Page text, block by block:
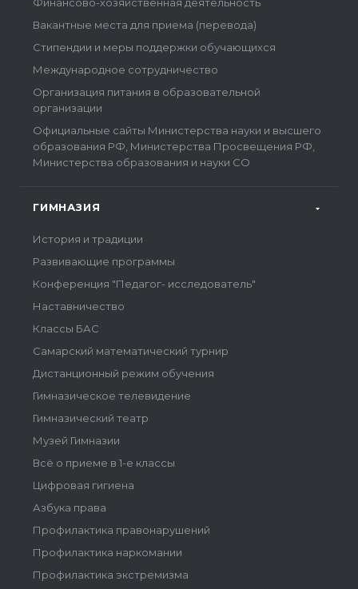
Вакантные места для приема (перевода)
Стипендии и меры поддержки обучающихся
Международное сотрудничество
Организация питания в образовательной
организации
Официальные сайты Министерства науки и высшего
образования РФ, Министерства Просвещения РФ,
Министерства образования и науки СО
ГИМНАЗИЯ
История и традиции
Развивающие программы
Конференция "Педагог- исследователь"
Наставничество
Классы БАС
Самарский математический турнир
Дистанционный режим обучения
Гимназическое телевидение
Гимназический театр
Музей Гимназии
Всё о приеме в 1-е классы
Цифровая гигиена
Азбука права
Профилактика правонарушений
Профилактика наркомании
Профилактика экстремизма